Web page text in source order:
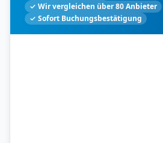
✓ Wir vergleichen über 80 Anbieter
✓ Sofort Buchungsbestätigung